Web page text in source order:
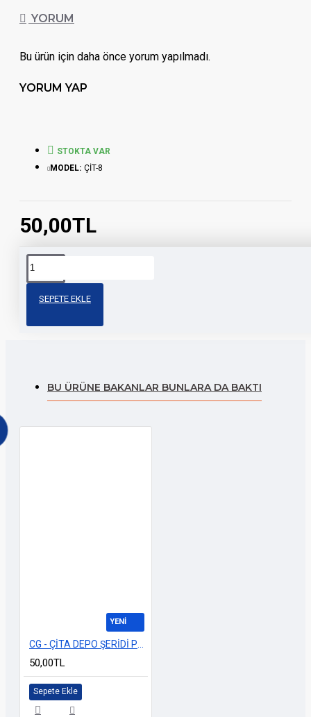
YORUM
Bu ürün için daha önce yorum yapılmadı.
YORUM YAP
50,00TL
STOKTA VAR
MODEL: ÇİT-8
SEPETE EKLE
Etiketler:
depo
şeridi
BU ÜRÜNE BAKANLAR BUNLARA DA BAKTI
YENİ
50,00TL
Sepete Ekle